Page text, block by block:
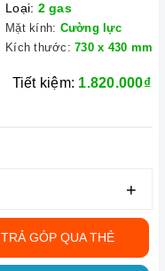
Loại: 2 gas
Mặt kính: Cường lực
Kích thước: 730 x 430 mm
Tiết kiệm: 1.820.000₫
+
TRẢ GÓP QUA THẺ